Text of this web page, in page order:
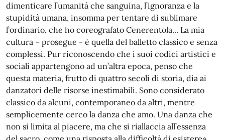
dimenticare l’umanità che sanguina, l’ignoranza e la
stupidità umana, insomma per tentare di sublimare
l’ordinario, che ho coreografato Cenerentola... La mia
cultura – prosegue - è quella del balletto classico e senza
complessi. Pur riconoscendo che i suoi codici artistici e
sociali appartengono ad un’altra epoca, penso che
questa materia, frutto di quattro secoli di storia, dia ai
danzatori delle risorse inestimabili. Sono considerato
classico da alcuni, contemporaneo da altri, mentre
semplicemente cerco la danza che amo. Una danza che
non si limita al piacere, ma che si riallaccia all’essenza